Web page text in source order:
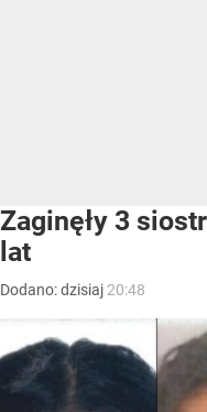
Zaginęły 3
lat
Dodano:dzisiaj 20:48